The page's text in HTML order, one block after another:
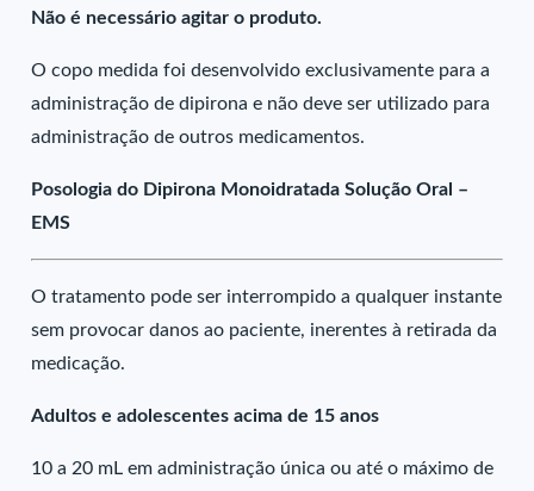
Não é necessário agitar o produto.
O copo medida foi desenvolvido exclusivamente para a
administração de dipirona e não deve ser utilizado para
administração de outros medicamentos.
Posologia do Dipirona Monoidratada Solução Oral –
EMS
O tratamento pode ser interrompido a qualquer instante
sem provocar danos ao paciente, inerentes à retirada da
medicação.
Adultos e adolescentes acima de 15 anos
10 a 20 mL em administração única ou até o máximo de